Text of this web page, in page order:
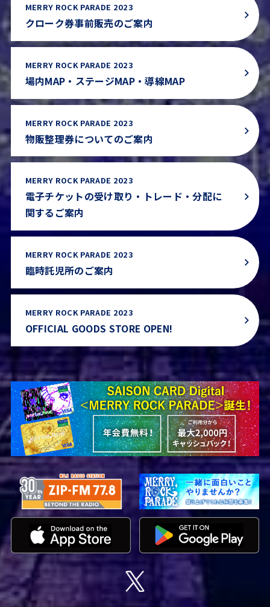
MERRY ROCK PARADE 2023
クローク券事前販売のご案内
MERRY ROCK PARADE 2023
場内MAP・ステージMAP・導線MAP
MERRY ROCK PARADE 2023
物販整理券についてのご案内
MERRY ROCK PARADE 2023
電子チケットの受け取り・トレード・分配に
関するご案内
MERRY ROCK PARADE 2023
臨時託児所のご案内
MERRY ROCK PARADE 2023
OFFICIAL GOODS STORE OPEN!